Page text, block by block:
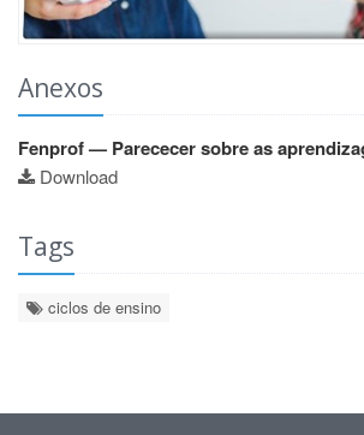
Anexos
Fenprof — Parececer sobre as
Download
Tags
ciclos de ensino